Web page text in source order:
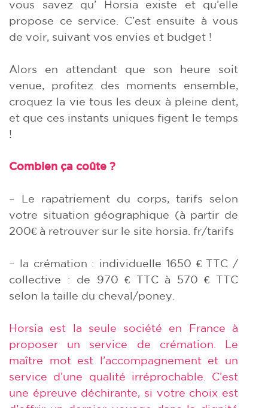
vous savez qu’ Horsia existe et qu’elle
propose ce service. C’est ensuite à vous
de voir, suivant vos envies et budget !
Alors en attendant que son heure soit
venue, profitez des moments ensemble,
croquez la vie tous les deux à pleine dent,
et que ces instants uniques figent le temps
!
Combien ça coûte ?
– Le rapatriement du corps, tarifs selon
votre situation géographique (à partir de
200€ à retrouver sur le site horsia. fr/tarifs
– la crémation : individuelle 1650 € TTC /
collective : de 970 € TTC à 570 € TTC
selon la taille du cheval/poney.
Horsia est la seule société en France à
proposer un service de crémation. Le
maître mot est l’accompagnement et un
service d’une qualité irréprochable. C’est
une épreuve déchirante, si votre choix est